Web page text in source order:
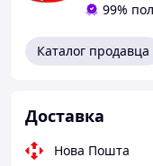
99%
Каталог продавца
Доставка
Нова Пошта